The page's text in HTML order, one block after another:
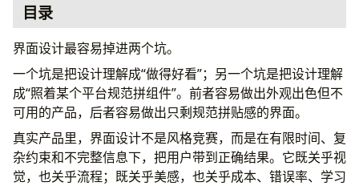
目录
一、界面不是画布，是决策顺序
常见错误
一屏内有多个“主角”
把“都重要”翻译成“都做大”
把解释和决策放在同一层
更实用的做法
三、视觉节奏决定读起来顺不顺
界面设计最容易掉进两个坑。
一个坑是把设计理解成“做得好看”；另一个坑是把设计理解
成“照着某个平台规范拼组件”。前者容易做出外观出色但不
可用的产品，后者容易做出只剩规范拼贴感的界面。
真实产品里，界面设计不是风格竞赛，而是在有限时间、复
杂约束和不完整信息下，把用户带到正确结果。它既关乎视
觉，也关乎流程；既关乎美感，也关乎成本、错误率、学习